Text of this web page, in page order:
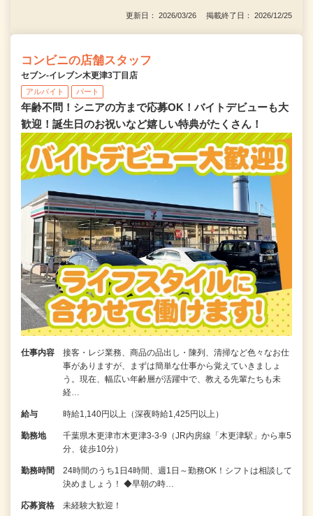
更新日： 2026/03/26 掲載終了日： 2026/12/25
コンビニの店舗スタッフ
セブン‐イレブン木更津3丁目店
アルバイト パート
年齢不問！シニアの方まで応募OK！バイトデビューも大
歓迎！誕生日のお祝いなど嬉しい特典がたくさん！
仕事内容
接客・レジ業務、商品の品出し・陳列、清掃など色々なお仕
事がありますが、まずは簡単な仕事から覚えていきましょ
う。現在、幅広い年齢層が活躍中で、教える先輩たちも未
経…
給与 時給1,140円以上（深夜時給1,425円以上）
勤務地
千葉県木更津市木更津3-3-9（JR内房線「木更津駅」から車5
分、徒歩10分）
勤務時間
24時間のうち1日4時間、週1日～勤務OK！シフトは相談して
決めましょう！ ◆早朝の時…
応募資格 未経験大歓迎！